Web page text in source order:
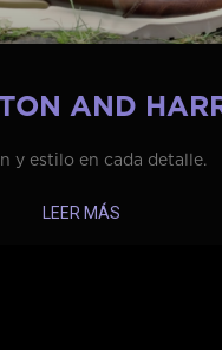
AND
y estilo en cada detalle.
LEER MÁS